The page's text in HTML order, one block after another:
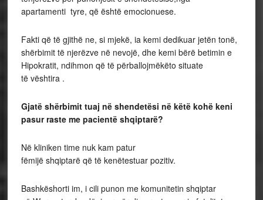
apartamenti tyre, që është emocionuese.
Fakti që të gjithë ne, si mjekë, ia kemi dedikuar jetën tonë,
shërbimit të njerëzve në nevojë, dhe kemi bërë betimin e
Hipokratit, ndihmon që të përballojmëkëto situate
të vështira .
Gjatë shërbimit tuaj në shendetësi në këtë kohë keni
pasur raste me pacientë shqiptarë?
Në kliniken time nuk kam patur
fëmijë shqiptarë që të kenëtestuar pozitiv.
Bashkëshorti im, i cili punon me komunitetin shqiptar